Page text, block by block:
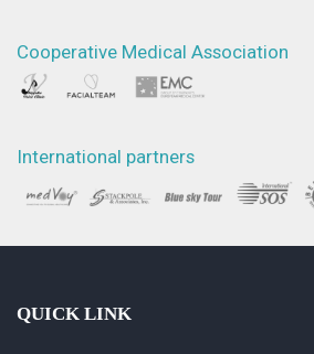
Cooperative Medical Association
International partners
QUICK LINK